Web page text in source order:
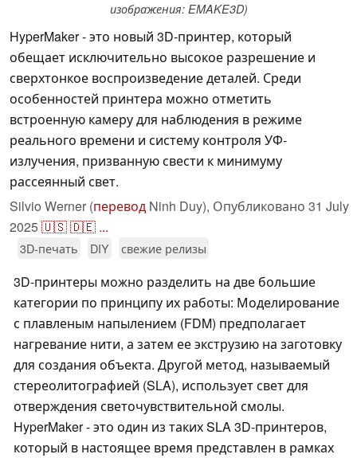
изображения: EMAKE3D)
HyperMaker - это новый 3D-принтер, который
обещает исключительно высокое разрешение и
сверхтонкое воспроизведение деталей. Среди
особенностей принтера можно отметить
встроенную камеру для наблюдения в режиме
реального времени и систему контроля УФ-
излучения, призванную свести к минимуму
рассеянный свет.
Silvio Werner (перевод Ninh Duy), Опубликовано 31 July
2025🇺🇸🇩🇪 ...
3D-печать DIY свежие релизы
3D-принтеры можно разделить на две большие
категории по принципу их работы: Моделирование
с плавленым напылением (FDM) предполагает
нагревание нити, а затем ее экструзию на заготовку
для создания объекта. Другой метод, называемый
стереолитографией (SLA), использует свет для
отверждения светочувствительной смолы.
HyperMaker - это один из таких SLA 3D-принтеров,
который в настоящее время представлен в рамках